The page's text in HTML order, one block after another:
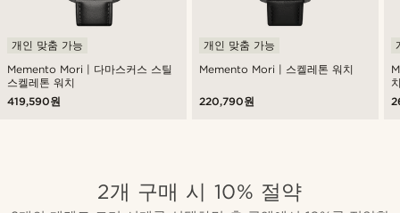
Memento Mori | 다마스커스 스틸
스켈레톤 워치
개인 맞춤 가능
419,590원
Memento Mori | 스켈레톤 워치
개인 맞춤 가능
220,790원
2개 구매 시 10% 절약